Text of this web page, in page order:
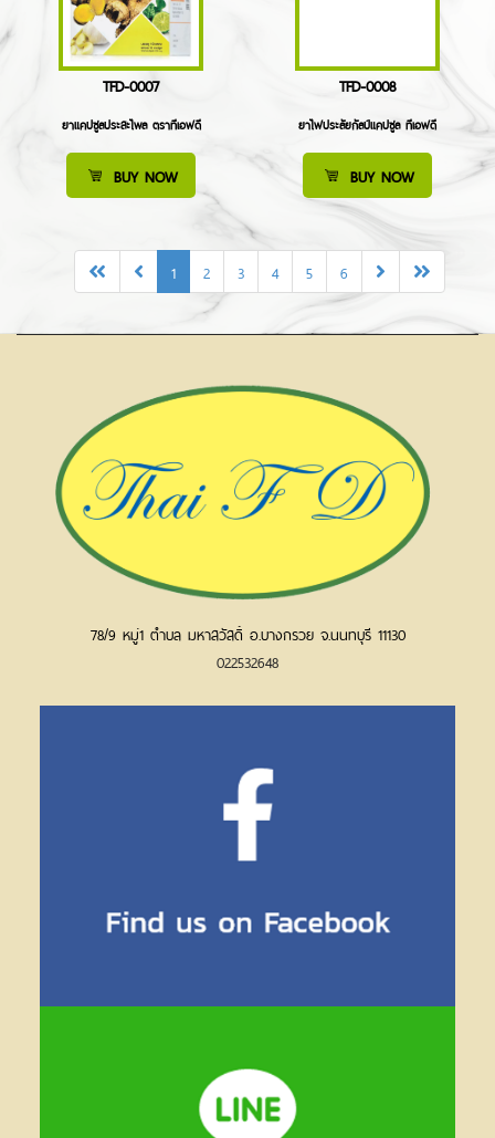
TFD-0007
ยาแคปซูลประสะไพล ตราทีเอฟดี
BUY NOW
TFD-0008
ยาไฟประลัยกัลป์แคปซูล ทีเอฟดี
BUY NOW
1 2 3 4 5 6
78/9 หมู่1 ตำบล มหาสวัสดิ์ อ.บางกรวย จ.นนทบุรี 11130
022532648